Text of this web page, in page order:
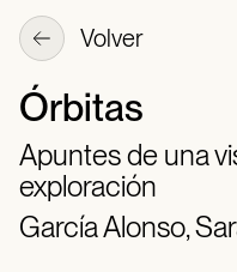
Volver
Órbitas
Apuntes de una
exploración
García Alonso,